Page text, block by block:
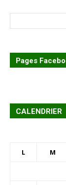
Pages
CALENDRIER
L M